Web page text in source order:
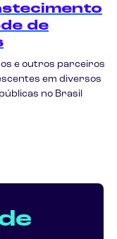
de
e outros parceiros
em diversos
no Brasil